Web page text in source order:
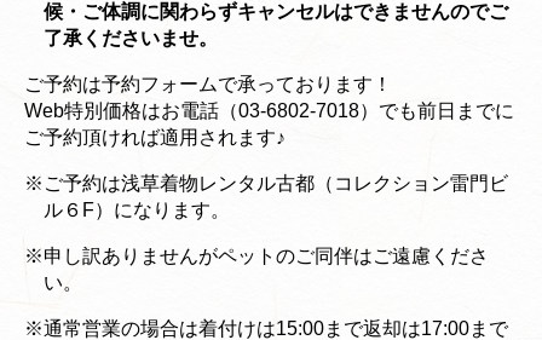
候・ご体調に関わらずキャンセルはできませんのでご
了承くださいませ。
ご予約は予約フォームで承っております！
Web特別価格はお電話（03-6802-7018）でも前日までに
ご予約頂ければ適用されます♪
※ご予約は浅草着物レンタル古都（コレクション雷門ビ
ル６F）になります。
※申し訳ありませんがペットのご同伴はご遠慮くださ
い。
※通常営業の場合は着付けは15:00まで返却は17:00まで